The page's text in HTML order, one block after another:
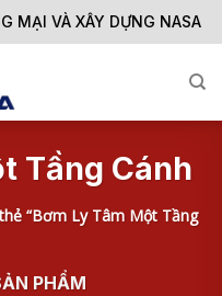
MẠI VÀ XÂY DỰNG NASA
Tầng Cánh
“Bơm Ly Tâm Một Tầng
PHẨM